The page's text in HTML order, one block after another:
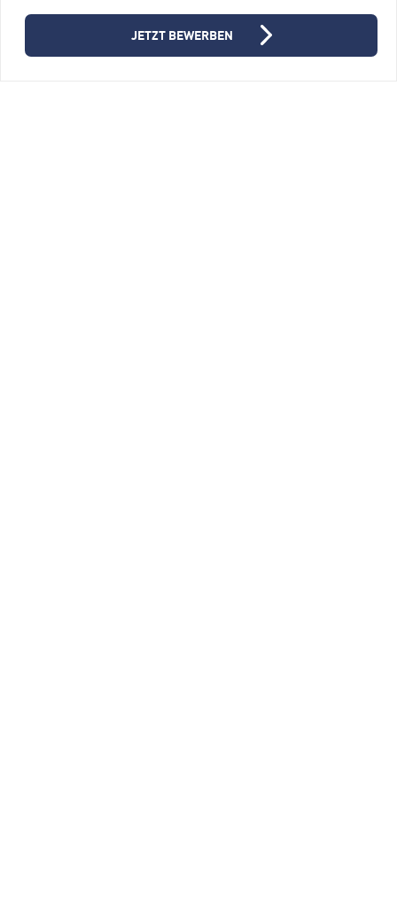
JETZT BEWERBEN
Solution Architect - Integration,
APIs & System Landscape (m/w/d)